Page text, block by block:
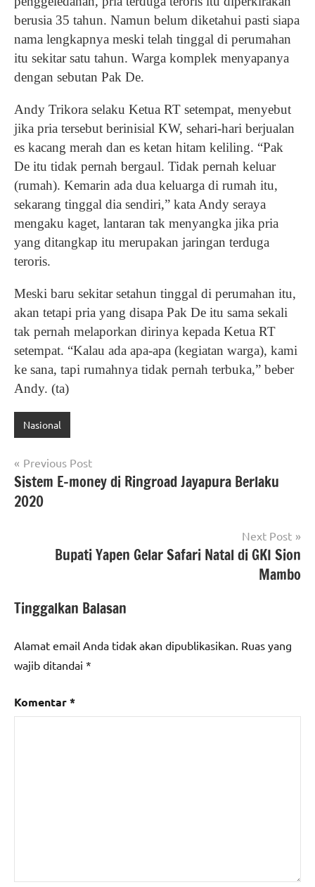
berusia 35 tahun. Namun belum diketahui pasti siapa
nama lengkapnya meski telah tinggal di perumahan
itu sekitar satu tahun. Warga komplek menyapanya
dengan sebutan Pak De.
Andy Trikora selaku Ketua RT setempat, menyebut
jika pria tersebut berinisial KW, sehari-hari berjualan
es kacang merah dan es ketan hitam keliling. “Pak
De itu tidak pernah bergaul. Tidak pernah keluar
(rumah). Kemarin ada dua keluarga di rumah itu,
sekarang tinggal dia sendiri,” kata Andy seraya
mengaku kaget, lantaran tak menyangka jika pria
yang ditangkap itu merupakan jaringan terduga
teroris.
Meski baru sekitar setahun tinggal di perumahan itu,
akan tetapi pria yang disapa Pak De itu sama sekali
tak pernah melaporkan dirinya kepada Ketua RT
setempat. “Kalau ada apa-apa (kegiatan warga), kami
ke sana, tapi rumahnya tidak pernah terbuka,” beber
Andy. (ta)
Nasional
Navigasi
pos
Previous Post
Sistem E-money di Ringroad Jayapura Berlaku
2020
Next Post
Bupati Yapen Gelar Safari Natal di GKI Sion
Mambo
Tinggalkan Balasan
Alamat email Anda tidak akan dipublikasikan. Ruas yang
wajib ditandai *
Komentar*